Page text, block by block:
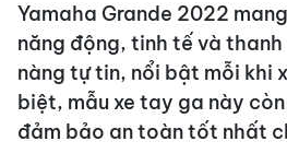
Yamaha Grande 2022
năng động, tinh tế và
nàng tự tin, nổi bật mỗi khi
biệt, mẫu xe tay ga này
đảm bảo an toàn tốt nhất